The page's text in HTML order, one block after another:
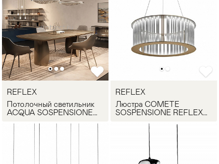
Мягкая мебель
Кровати
Столы >
Стулья
Хранение
Комоды и
Мебель
REFLEX
Потолочный светильник
ACQUA SOSPENSIONE
REFLEX
Люстра COMETE
SOSPENSIONE REFLEX